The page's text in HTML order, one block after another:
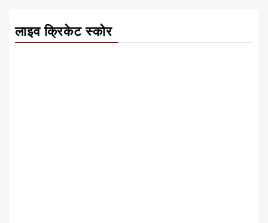
लाइव क्रिकेट स्कोर